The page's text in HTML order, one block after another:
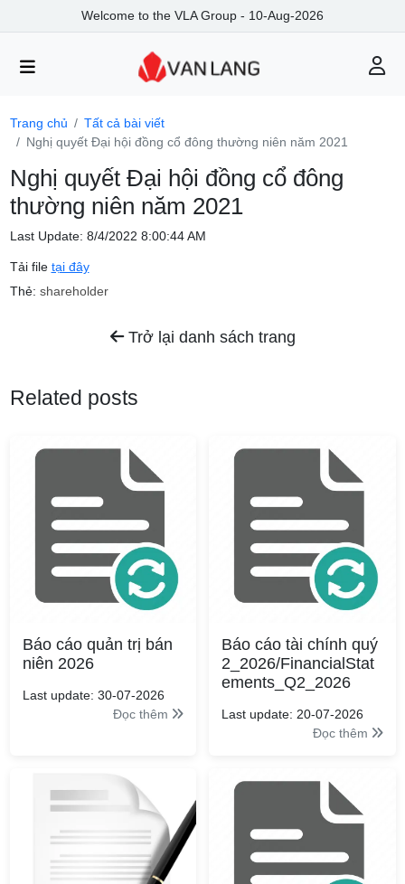
Welcome to the VLA Group - 10-Aug-2026
Trang chủ
Tất cả bài viết
Nghị quyết Đại hội đồng cổ đông thường niên năm 2021
Nghị quyết Đại hội đồng cổ đông
thường niên năm 2021
Last Update: 8/4/2022 8:00:44 AM
Tải file tại đây
Thẻ: shareholder
Trở lại danh sách trang
Related posts
Báo cáo quản trị bán
niên 2026
Last update: 30-07-2026
Đọc thêm
Báo cáo tài chính quý
2_2026/FinancialStat
ements_Q2_2026
Last update: 20-07-2026
Đọc thêm